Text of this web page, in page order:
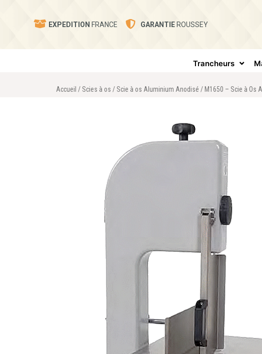
EXPEDITION FRANCE GARANTIE ROUSSEY
Trancheurs
Accueil / Scies à os / Scie à os Aluminium Anodisé / M1650 – Scie à Os